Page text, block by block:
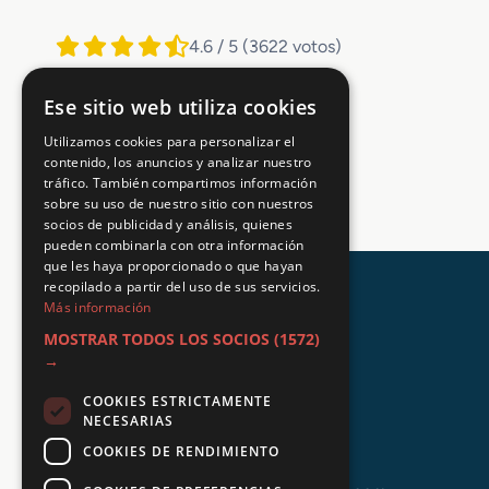
4.6 / 5 (3622 votos)
+34 648 403 873
Ese sitio web utiliza cookies
Utilizamos cookies para personalizar el
contenido, los anuncios y analizar nuestro
tráfico. También compartimos información
sobre su uso de nuestro sitio con nuestros
socios de publicidad y análisis, quienes
pueden combinarla con otra información
que les haya proporcionado o que hayan
recopilado a partir del uso de sus servicios.
Más información
MOSTRAR TODOS LOS SOCIOS (1572)
→
COOKIES ESTRICTAMENTE
NECESARIAS
COOKIES DE RENDIMIENTO